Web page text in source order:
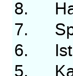
8. Hat
7.
6. Ist
5.